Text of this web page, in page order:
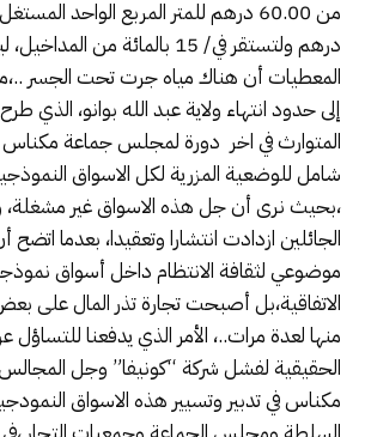
درهم ولتستقر في/ 15 بالمائة من
إلى حدود انتهاء ولاية عبد الله بوانو، الذي
المتوارث في اخر دورة لمجلس جماعة
شامل للوضعية المزرية لكل الاسواق
،بحيث نرى أن جل هذه الاسواق غير مشغلة،
الجائلين ازدادت انتشارا وتعقيدا، بعدما
موضوعي لثقافة الانتظام داخل أسواق نموذجية
الاتفاقية،بل أصبحت تجارة تذر المال على
منها لعدة مرات..، الأمر الذي يدفعنا للتساؤل
الحقيقية لفشل شركة “كونيفا” وجل المجالس
مكناس في تدبير وتسيير هذه الاسواق